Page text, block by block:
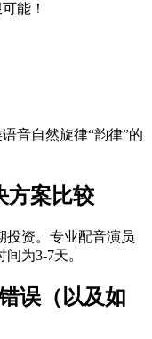
能！
音自然旋律“韵律”的
方案比较
投资。专业配音演员
为3-7天。
误（以及如